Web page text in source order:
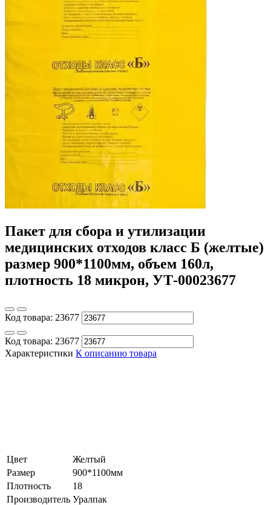
Пакет для сбора и утилизации
медицинских отходов класс Б (желтые)
размер 900*1100мм, объем 160л,
плотность 18 микрон, УТ-00023677
Код товара: 23677
Код товара: 23677
Характеристики К описанию товара
Цвет
Желтый
Размер
900*1100мм
Плотность
18
Производитель Уралпак